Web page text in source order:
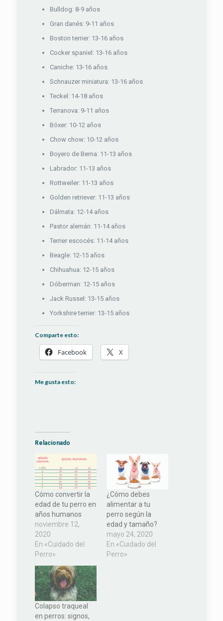
Bulldog: 8-9 años
Gran danés: 9-11 años
Boston terrier: 13-16 años
Cocker spaniel: 13-16 años
Caniche: 13-16 años
Schnauzer miniatura: 13-16 años
Teckel: 14-18 años
Terranova: 9-11 años
Bóxer: 10-12 años
Chow chow: 10-12 años
Boyero de Berna: 11-13 años
Labrador: 11-13 años
Rottweiler: 11-13 años
Golden retriever: 11-13 años
Dálmata: 12-14 años
Pastor alemán: 11-14 años
Terrier escocés: 11-14 años
Beagle: 12-15 años
Chihuahua: 12-15 años
Dóberman: 12-15 años
Jack Russel: 13-15 años
Yorkshire terrier: 13-15 años
Comparte esto:
Facebook X
Me gusta esto:
Relacionado
Cómo convertir la
edad de tu perro en
años humanos
noviembre 12,
2020
En «Cuidado del
Perro»
¿Cómo debes
alimentar a tu
perro según la
edad y tamaño?
mayo 24, 2020
En «Cuidado del
Perro»
Colapso traqueal
en perros: signos,